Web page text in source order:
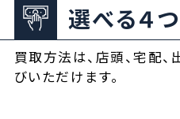
選べる４
買取方法は、店頭、宅配
びいただけます。